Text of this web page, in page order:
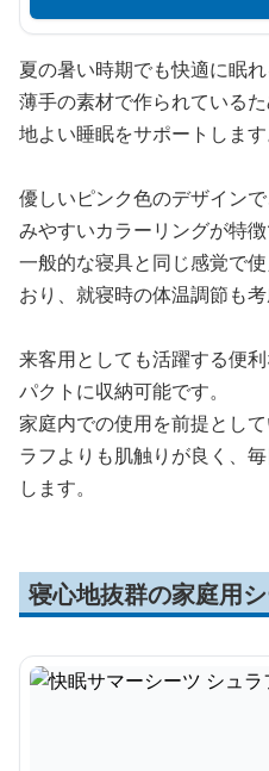
夏の暑い時期でも快適に眠れ
薄手の素材で作られている
地よい睡眠をサポートします
優しいピンク色のデザイン
みやすいカラーリングが特徴
一般的な寝具と同じ感覚で
おり、就寝時の体温調節も考
来客用としても活躍する便
パクトに収納可能です。
家庭内での使用を前提とし
ラフよりも肌触りが良く、
します。
寝心地抜群の家庭用